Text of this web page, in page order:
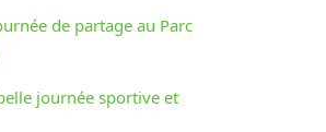
de partage au Parc
belle journée sportive et